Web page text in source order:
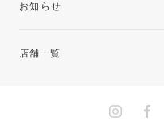
お知らせ
店舗一覧